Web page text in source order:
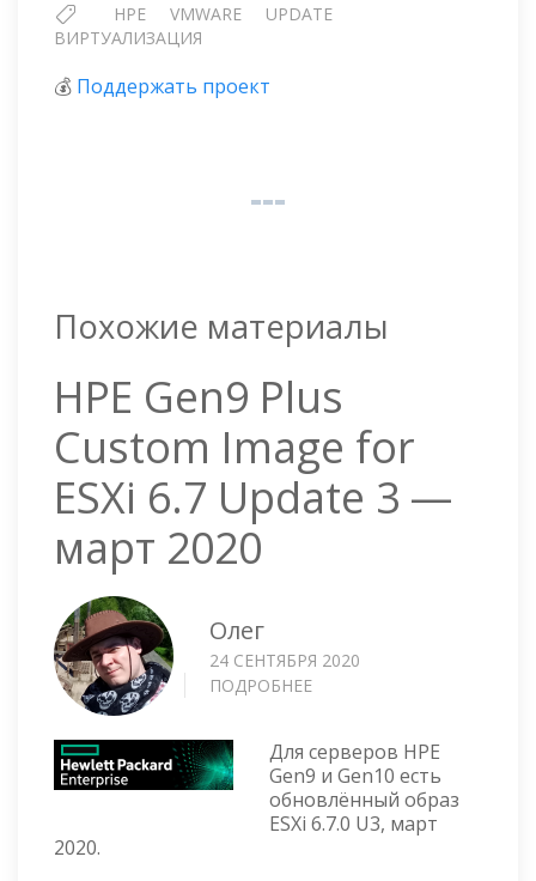
HPE VMWARE
UPDATE
ВИРТУАЛИЗАЦИЯ
💰 Поддержать проект
Похожие материалы
HPE Gen9 Plus
Custom Image for
ESXi 6.7 Update 3 —
март 2020
Олег
24 СЕНТЯБРЯ 2020
ПОДРОБНЕЕ
PLUS
CUSTOM
IMAGE
FOR
Для серверов HPE
Gen9 и Gen10 есть
обновлённый образ
ESXi 6.7.0 U3, март
2020.